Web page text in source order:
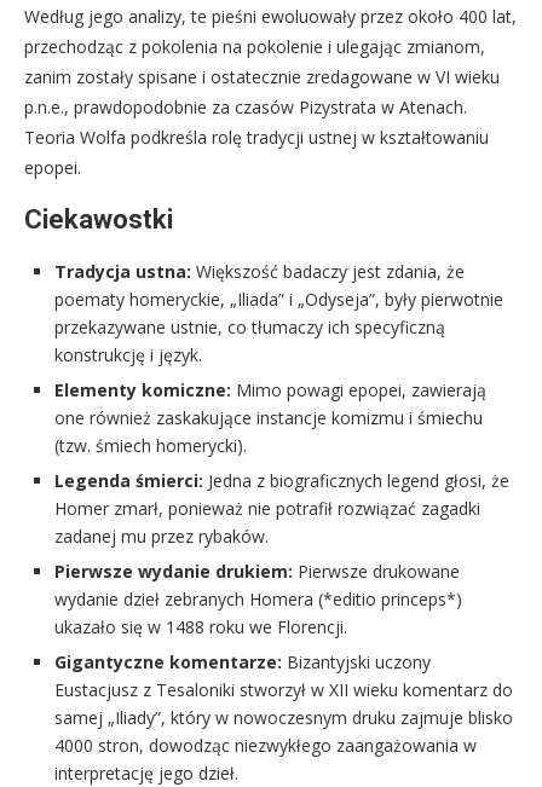
Według jego analizy, te pieśni ewoluowały przez około 400 lat,
przechodząc z pokolenia na pokolenie i ulegając zmianom,
zanim zostały spisane i ostatecznie zredagowane w VI wieku
p.n.e., prawdopodobnie za czasów Pizystrata w Atenach.
Teoria Wolfa podkreśla rolę tradycji ustnej w kształtowaniu
epopei.
Ciekawostki
Tradycja ustna: Większość badaczy jest zdania, że
poematy homeryckie, „Iliada” i „Odyseja”, były pierwotnie
przekazywane ustnie, co tłumaczy ich specyficzną
konstrukcję i język.
Elementy komiczne: Mimo powagi epopei, zawierają
one również zaskakujące instancje komizmu i śmiechu
(tzw. śmiech homerycki).
Legenda śmierci: Jedna z biograficznych legend głosi, że
Homer zmarł, ponieważ nie potrafił rozwiązać zagadki
zadanej mu przez rybaków.
Pierwsze wydanie drukiem: Pierwsze drukowane
wydanie dzieł zebranych Homera (*editio princeps*)
ukazało się w 1488 roku we Florencji.
Gigantyczne komentarze: Bizantyjski uczony
Eustacjusz z Tesaloniki stworzył w XII wieku komentarz do
samej „Iliady”, który w nowoczesnym druku zajmuje blisko
4000 stron, dowodząc niezwykłego zaangażowania w
interpretację jego dzieł.